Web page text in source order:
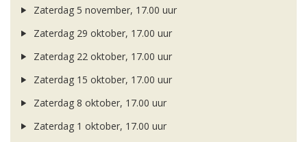
Zaterdag 5 november, 17.00 uur
Zaterdag 29 oktober, 17.00 uur
Zaterdag 22 oktober, 17.00 uur
Zaterdag 15 oktober, 17.00 uur
Zaterdag 8 oktober, 17.00 uur
Zaterdag 1 oktober, 17.00 uur